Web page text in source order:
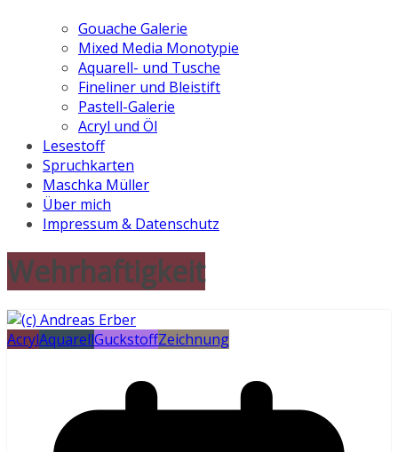
Gouache Galerie
Mixed Media Monotypie
Aquarell- und Tusche
Fineliner und Bleistift
Pastell-Galerie
Acryl und Öl
Lesestoff
Spruchkarten
Maschka Müller
Über mich
Impressum & Datenschutz
Wehrhaftigkeit
AcrylAquarellGuckstoffZeichnung